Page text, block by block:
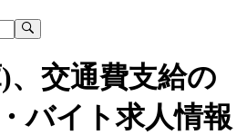
、交通費支給の
バイト求人情報